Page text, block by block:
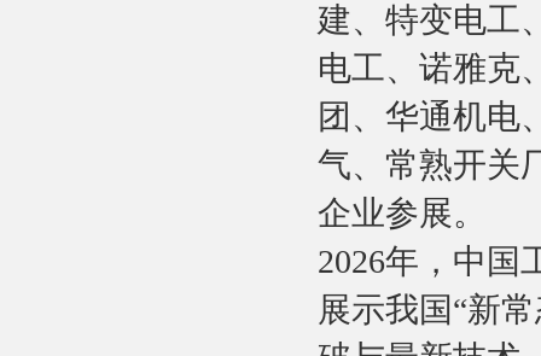
建、特变电工
电工、诺雅克
团、华通机电
气、常熟开关
企业参展。
2026年，中国
展示我国“新